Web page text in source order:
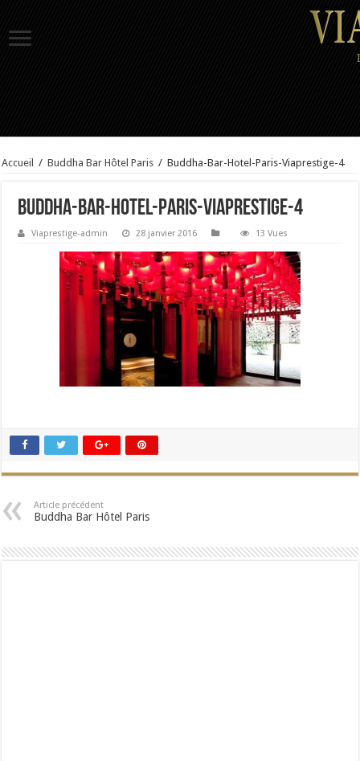
Accueil / Buddha Bar Hôtel Paris / Buddha-Bar-Hotel-Paris-Viaprestige-4
Buddha-Bar-Hotel-Paris-Viaprestige-4
Viaprestige-admin 28 janvier 2016 13 Vues
Article précédent
Buddha Bar Hôtel Paris